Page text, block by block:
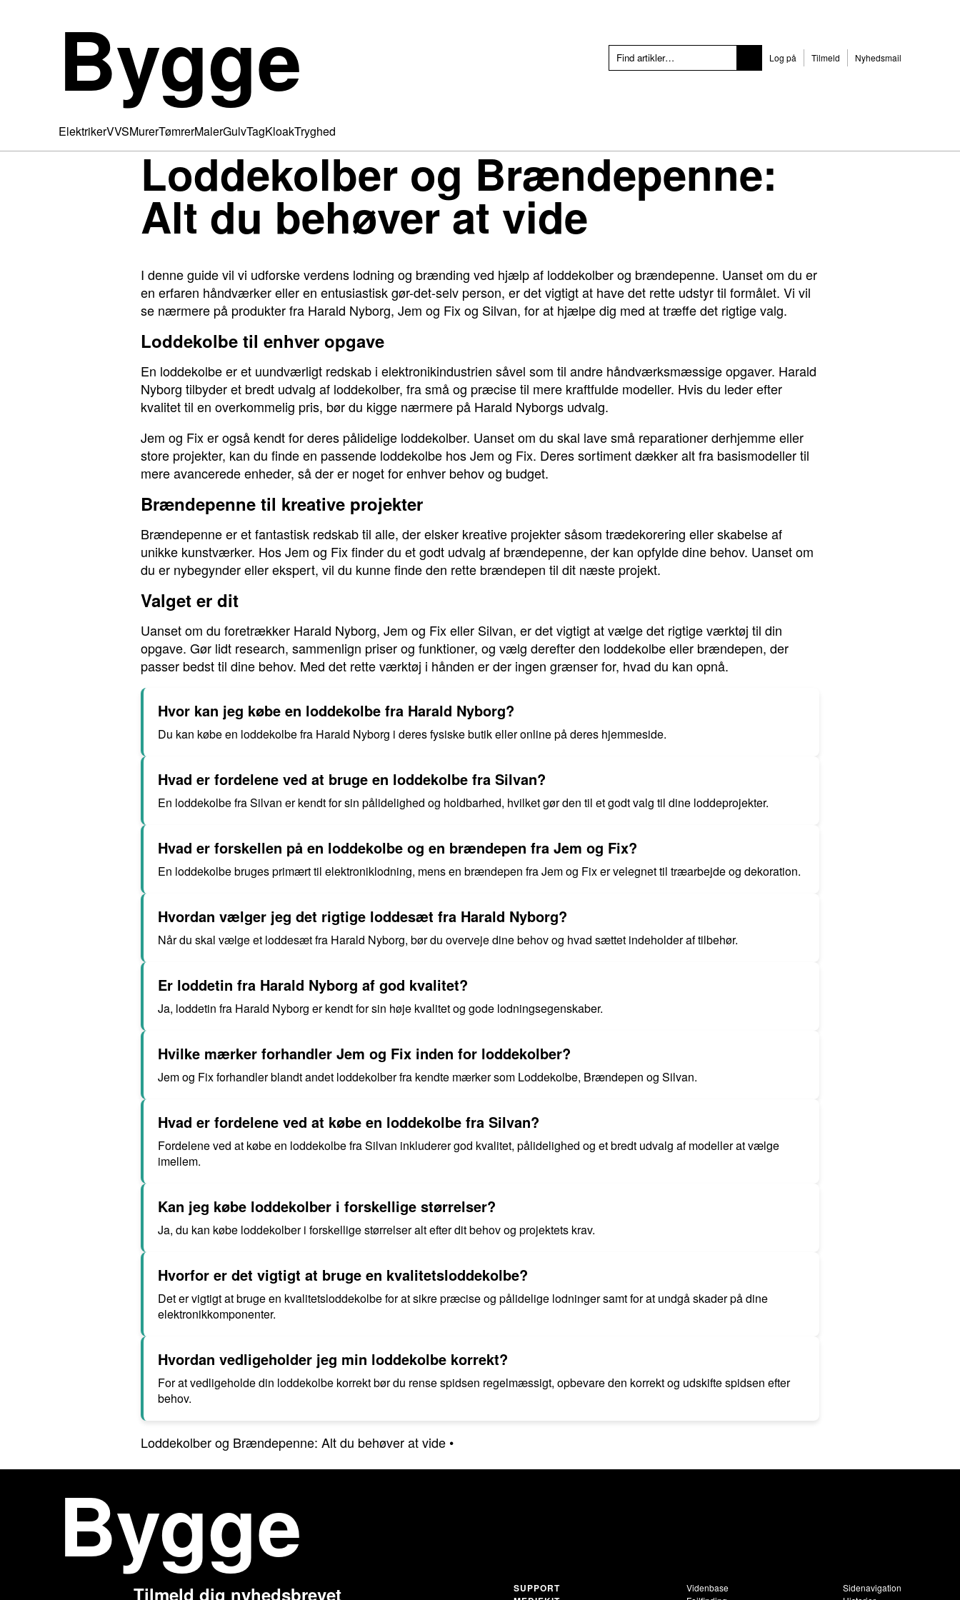
Bygge Log på Tilmeld Nyhedsmail
ElektrikerVVSMurerTømrerMalerGulvTagKloakTryghed
Loddekolber og Brændepenne:
Alt du behøver at vide
I denne guide vil vi udforske verdens lodning og brænding ved hjælp af loddekolber og brændepenne. Uanset om du er
en erfaren håndværker eller en entusiastisk gør-det-selv person, er det vigtigt at have det rette udstyr til formålet. Vi vil
se nærmere på produkter fra Harald Nyborg, Jem og Fix og Silvan, for at hjælpe dig med at træffe det rigtige valg.
Loddekolbe til enhver opgave
En loddekolbe er et uundværligt redskab i elektronikindustrien såvel som til andre håndværksmæssige opgaver. Harald
Nyborg tilbyder et bredt udvalg af loddekolber, fra små og præcise til mere kraftfulde modeller. Hvis du leder efter
kvalitet til en overkommelig pris, bør du kigge nærmere på Harald Nyborgs udvalg.
Jem og Fix er også kendt for deres pålidelige loddekolber. Uanset om du skal lave små reparationer derhjemme eller
store projekter, kan du finde en passende loddekolbe hos Jem og Fix. Deres sortiment dækker alt fra basismodeller til
mere avancerede enheder, så der er noget for enhver behov og budget.
Brændepenne til kreative projekter
Brændepenne er et fantastisk redskab til alle, der elsker kreative projekter såsom trædekorering eller skabelse af
unikke kunstværker. Hos Jem og Fix finder du et godt udvalg af brændepenne, der kan opfylde dine behov. Uanset om
du er nybegynder eller ekspert, vil du kunne finde den rette brændepen til dit næste projekt.
Valget er dit
Uanset om du foretrækker Harald Nyborg, Jem og Fix eller Silvan, er det vigtigt at vælge det rigtige værktøj til din
opgave. Gør lidt research, sammenlign priser og funktioner, og vælg derefter den loddekolbe eller brændepen, der
passer bedst til dine behov. Med det rette værktøj i hånden er der ingen grænser for, hvad du kan opnå.
Hvor kan jeg købe en loddekolbe fra Harald Nyborg?
Du kan købe en loddekolbe fra Harald Nyborg i deres fysiske butik eller online på deres hjemmeside.
Hvad er fordelene ved at bruge en loddekolbe fra Silvan?
En loddekolbe fra Silvan er kendt for sin pålidelighed og holdbarhed, hvilket gør den til et godt valg til dine loddeprojekter.
Hvad er forskellen på en loddekolbe og en brændepen fra Jem og Fix?
En loddekolbe bruges primært til elektroniklodning, mens en brændepen fra Jem og Fix er velegnet til træarbejde og dekoration.
Hvordan vælger jeg det rigtige loddesæt fra Harald Nyborg?
Når du skal vælge et loddesæt fra Harald Nyborg, bør du overveje dine behov og hvad sættet indeholder af tilbehør.
Er loddetin fra Harald Nyborg af god kvalitet?
Ja, loddetin fra Harald Nyborg er kendt for sin høje kvalitet og gode lodningsegenskaber.
Hvilke mærker forhandler Jem og Fix inden for loddekolber?
Jem og Fix forhandler blandt andet loddekolber fra kendte mærker som Loddekolbe, Brændepen og Silvan.
Hvad er fordelene ved at købe en loddekolbe fra Silvan?
Fordelene ved at købe en loddekolbe fra Silvan inkluderer god kvalitet, pålidelighed og et bredt udvalg af modeller at vælge
imellem.
Kan jeg købe loddekolber i forskellige størrelser?
Ja, du kan købe loddekolber i forskellige størrelser alt efter dit behov og projektets krav.
Hvorfor er det vigtigt at bruge en kvalitetsloddekolbe?
Det er vigtigt at bruge en kvalitetsloddekolbe for at sikre præcise og pålidelige lodninger samt for at undgå skader på dine
elektronikkomponenter.
Hvordan vedligeholder jeg min loddekolbe korrekt?
For at vedligeholde din loddekolbe korrekt bør du rense spidsen regelmæssigt, opbevare den korrekt og udskifte spidsen efter
behov.
Loddekolber og Brændepenne: Alt du behøver at vide •
Bygge
Tilmeld dig nyhedsbrevet
SUPPORT
Videnbase
Sidenavigation